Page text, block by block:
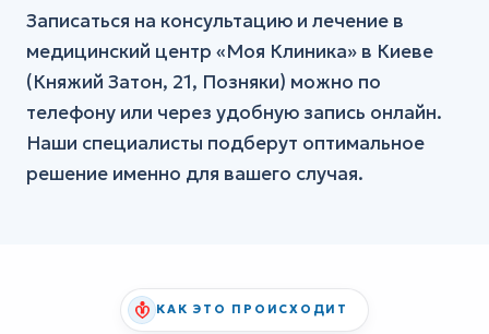
Записаться на консультацию и лечение в
медицинский центр «Моя Клиника» в Киеве
(Княжий Затон, 21, Позняки) можно по
телефону или через удобную запись онлайн.
Наши специалисты подберут оптимальное
решение именно для вашего случая.
КАК ЭТО ПРОИСХОДИТ